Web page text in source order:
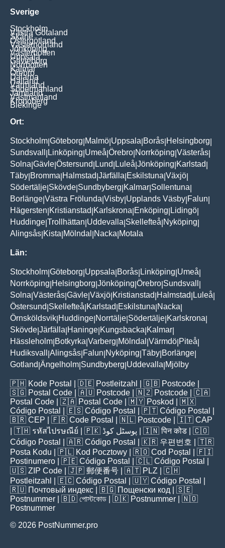
Sverige
Stockholm
Västra Götaland
Skåne
Östergötland
Västernorrland
Jönköping
Västerbotten
Uppsala
Gävleborg
Norrbotten
Kalmar
Örebro
Dalarna
Halland
Värmland
Södermanland
Jämtland
Västmanland
Kronoberg
Blekinge
Ort:
Stockholm Göteborg Malmö Uppsala Borås Helsingborg
Sundsvall
Linköping Umeå Örebro Norrköping Västerås
Solna Gävle Östersund Lund Luleå Jönköping Karlstad
Täby Bromma Halmstad Järfälla Eskilstuna Växjö
Södertälje Skövde Sundbyberg Kalmar Sollentuna
Borlänge Västra Frölunda Visby Upplands Väsby Falun
Hägersten Kristianstad Karlskrona Enköping Lidingö
Huddinge Trollhättan Uddevalla Skellefteå Nyköping
Alingsås Kista Mölndal Nacka Motala
Län:
Stockholm Göteborg Uppsala Borås Linköping Umeå
Norrköping Helsingborg Jönköping Örebro Sundsvall
Solna Västerås Gävle Växjö Kristianstad Halmstad Luleå
Östersund Skellefteå Karlstad Eskilstuna Nacka
Örnsköldsvik Huddinge Norrtälje Södertälje Karlskrona
Skövde Järfälla Haninge Kungsbacka Kalmar
Hässleholm Botkyrka Varberg Mölndal Värmdö Piteå
Hudiksvall
Alingsås Falun Nyköping Täby Borlänge
Gotland Ängelholm Sundbyberg Uddevalla Mjölby
🇵🇭 Kode Postal | 🇩🇪 Postleitzahl | 🇬🇧 Postcode
🇸🇬 Postal Code | 🇦🇺 Postcode | 🇳🇿 Postcode | 🇨🇦
Postal Code | 🇿🇦 Postal Code | 🇲🇾 Poskod
| 🇲🇽
Código Postal
| 🇪🇸 Código Postal | 🇵🇹 Código Postal
🇧🇷 CEP | 🇫🇷 Code Postal | 🇳🇱 Postcode | 🇮🇹 CAP
| 🇹🇭 รหัสไปรษณีย์ | 🇵🇰 پوسٹل کوڈ | 🇮🇳पिन कोड | 🇨🇴
Código Postal
| 🇦🇷 Código Postal | 🇰🇷 우편번호
| 🇹🇷
Posta Kodu | 🇵🇱 Kod Pocztowy | 🇷🇴 Cod Poștal
| 🇫🇮
Postinumero | 🇵🇪 Código Postal | 🇨🇱 Código Postal
🇺🇸 ZIP Code | 🇯🇵 郵便番号 | 🇦🇹 PLZ | 🇨🇭
Postleitzahl
| 🇪🇨 Código Postal | 🇺🇾 Código Postal
🇷🇺 Почтовый индекс | 🇧🇬 Пощенски код | 🇸🇪
Postnummer | 🇧🇩 পোস্টকোড | 🇩🇰 Postnummer | 🇳🇴
Postnummer
© 2026 PostNummer.pro